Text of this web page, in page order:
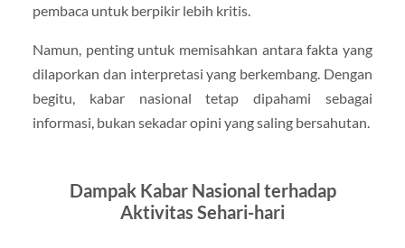
pembaca untuk berpikir lebih kritis.
Namun, penting untuk memisahkan antara fakta yang
dilaporkan dan interpretasi yang berkembang. Dengan
begitu, kabar nasional tetap dipahami sebagai
informasi, bukan sekadar opini yang saling bersahutan.
Dampak Kabar Nasional terhadap
Aktivitas Sehari-hari